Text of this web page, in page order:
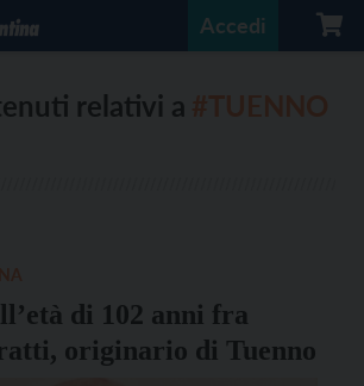
Accedi
relativi a
di 102 anni fra
originario di Tuenno